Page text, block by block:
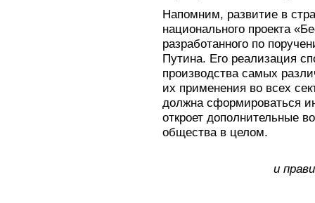
Напомним, развитие в
национального проекта
разработанного по
Путина. Его реализация
производства самых
их применения во всех
должна сформироваться
откроет дополнительные
общества в целом.
и